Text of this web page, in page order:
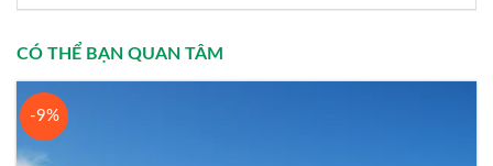
CÓ THỂ BẠN QUAN TÂM
-9%